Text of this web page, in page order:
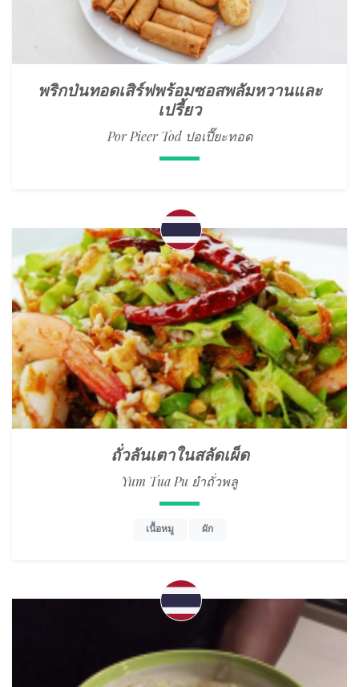
พริกป่นทอดเสิร์ฟพร้อมซอสพลัมหวานและ
เปรี้ยว
Por Pieer Tod ปอเปี๊ยะทอด
ถั่วลันเตาในสลัดเผ็ด
Yum Tua Pu ยำถั่วพลู
เนื้อหมู ผัก